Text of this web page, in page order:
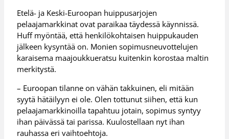
Etelä- ja Keski-Euroopan huippusarjojen
pelaajamarkkinat ovat paraikaa täydessä käynnissä.
Huff myöntää, että henkilökohtaisen huippukauden
jälkeen kysyntää on. Monien sopimusneuvottelujen
karaisema maajoukkueratsu kuitenkin korostaa maltin
merkitystä.
– Euroopan tilanne on vähän takkuinen, eli mitään
syytä hätäilyyn ei ole. Olen tottunut siihen, että kun
pelaajamarkkinoilla tapahtuu jotain, sopimus syntyy
ihan päivässä tai parissa. Kuulostellaan nyt ihan
rauhassa eri vaihtoehtoja.